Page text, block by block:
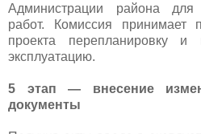
Администрации района
работ. Комиссия принимает
проекта перепланировку
эксплуатацию.
5 этап — внесение
документы